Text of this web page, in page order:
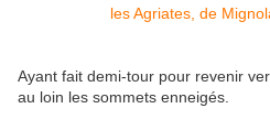
Ayant fait demi-tour pour revenir
au loin les sommets enneigés.